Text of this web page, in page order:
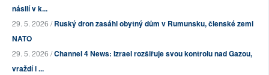
násilí v k...
29. 5. 2026 /Ruský dron zasáhl obytný dům v Rumunsku, členské zemi
NATO
29. 5. 2026 /Channel 4 News: Izrael rozšiřuje svou kontrolu nad Gazou,
vraždí i ...